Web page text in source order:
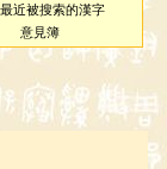
最近被搜索的漢字
意見簿